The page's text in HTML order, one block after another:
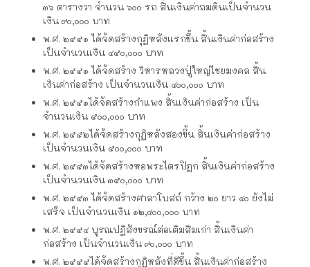
๓๖ ตารางวา จำนวน ๖๐๐ รถ สิ้นเงินค่าถมดินเป็นจำนวน
เงิน ๙๐,๐๐๐ บาท
พ.ศ. ๒๕๕๑ ได้จัดสร้างกุฏิหลังแรกขึ้น สิ้นเงินค่าก่อสร้าง
เป็นจำนวนเงิน ๔๕๐,๐๐๐ บาท
พ.ศ. ๒๕๕๑ ได้จัดสร้าง วิหารหลวงปู่ใหญ่ไชยมงคล สิ้น
เงินค่าก่อสร้าง เป็นจำนวนเงิน ๔๐๐,๐๐๐ บาท
พ.ศ. ๒๕๕๑ได้จัดสร้างกำแพง สิ้นเงินค่าก่อสร้าง เป็น
จำนวนเงิน ๕๐๐,๐๐๐ บาท
พ.ศ. ๒๕๕๒ได้จัดสร้างกุฏิหลังสองขึ้น สิ้นเงินค่าก่อสร้าง
เป็นจำนวนเงิน ๕๐๐,๐๐๐ บาท
พ.ศ. ๒๕๕๓ได้จัดสร้างหอพระไตรปิฎก สิ้นเงินค่าก่อสร้าง
เป็นจำนวนเงิน ๓๕๐,๐๐๐ บาท
พ.ศ. ๒๕๕๓ ได้จัดสร้างศาลาโบสถ์ กว้าง ๒๐ ยาว ๔๐ ยังไม่
เสร็จ เป็นจำนวนเงิน ๑๒,๘๐๐,๐๐๐ บาท
พ.ศ. ๒๕๕๔ บูรณปฏิสังขรณ์ต่อเติมสิมเก่า สิ้นเงินค่า
ก่อสร้าง เป็นจำนวนเงิน ๙๐,๐๐๐ บาท
พ.ศ. ๒๕๕๕ได้จัดสร้างกุฏิหลังที่ดีขึ้น สิ้นเงินค่าก่อสร้าง